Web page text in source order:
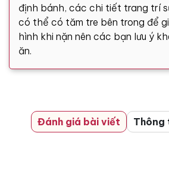
định bánh, các chi tiết trang trí
có thể có tăm tre bên trong để
hình khi nặn nên các bạn lưu ý
ăn.
Đánh giá bài viết Thông